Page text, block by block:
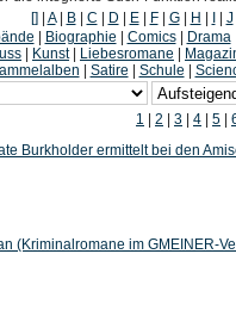
[]
A| B| C D E| F| G| H J
Biographie Comics| Drama
Kunst| Liebesromane
Satire Schule
1 2 3 4 5
Burkholder ermittelt bei den
(Kriminalromane im GMEINER-